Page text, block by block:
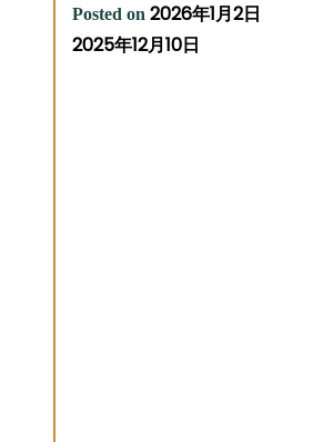
Posted on 2026年1月2日
2025年12月10日